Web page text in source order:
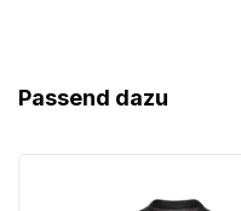
Produktgalerie überspringen
Passend dazu